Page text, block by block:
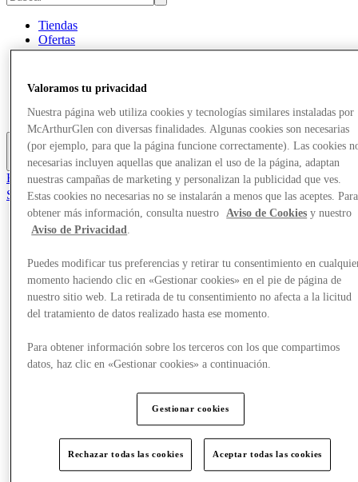
Tiendas
Ofertas
Planifica tu visita
Comer y beber
Tarjetas regalo
Servicios
Más
El Club
Salvado
Tiendas
Planifica tu visita
¿Qué pasa?
Comer y beber
Tarjetas regalo
Servicios
Más
Valoramos tu privacidad
Nuestra página web utiliza cookies y tecnologías similares instaladas por
McArthurGlen con diversas finalidades. Algunas cookies son necesarias
(por ejemplo, para que la página funcione correctamente). Las cookies
necesarias incluyen aquellas que analizan el uso de la página, adaptan
nuestras campañas de marketing y personalizan la publicidad que ves.
Estas cookies no necesarias no se instalarán a menos que las aceptes. Para
obtener más información, consulta nuestro
Aviso de Cookies y nuestro
Aviso de Privacidad.
Puedes modificar tus preferencias y retirar tu consentimiento en
momento haciendo clic en «Gestionar cookies» en el pie de página de
nuestro sitio web. La retirada de tu consentimiento no afecta a la licitud
del tratamiento de datos realizado hasta ese momento.
Para obtener información sobre los terceros con los que compartimos
datos, haz clic en «Gestionar cookies» a continuación.
Gestionar cookies
Rechazar todas las cookies Aceptar todas las cookies